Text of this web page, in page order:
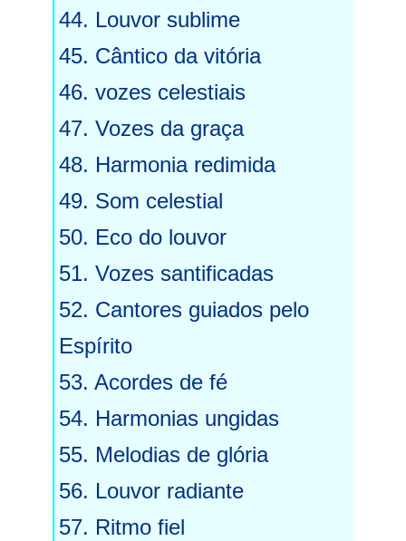
44. Louvor sublime
45. Cântico da vitória
46. vozes celestiais
47. Vozes da graça
48. Harmonia redimida
49. Som celestial
50. Eco do louvor
51. Vozes santificadas
52. Cantores guiados pelo
Espírito
53. Acordes de fé
54. Harmonias ungidas
55. Melodias de glória
56. Louvor radiante
57. Ritmo fiel